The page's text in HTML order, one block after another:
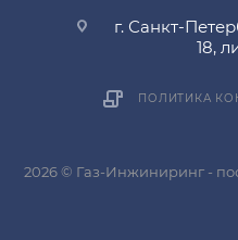
г. Санкт-
18,
ПОЛИТИКА
2026 © Газ-Инжиниринг -